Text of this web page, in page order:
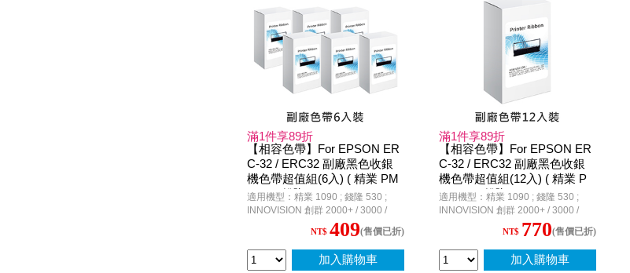
滿1件享89折
【相容色帶】For EPSON ER
C-32 / ERC32 副廠黑色收銀
機色帶超值組(6入) ( 精業 PM
1090 ; 錢隆PM 530 ; INNOVIS
ION 創群 2000+ / 3000 ; Epso
n PR-U420 P.O.S. )
適用機型：精業 1090 ; 錢隆 530 ;
INNOVISION 創群 2000+ / 3000 /
3200 / 3200+ ; CASIO CE-2300 / CE-
4700 / CE-6700 / CE-6800 / TK-2200
; G-STAR SA600N ; Epson RP-U420
P.O.S. / TM-H6000 / TM-H6000 II /
NT$ 409(售價已折)
加入購物車
滿1件享89折
【相容色帶】For EPSON ER
C-32 / ERC32 副廠黑色收銀
機色帶超值組(12入) ( 精業 P
M1090 ; 錢隆 PM530 ; INNOV
ISION 創群 2000+ / 3000 ; Ep
son PR-U420 P.O.S. )
適用機型：精業 1090 ; 錢隆 530 ;
INNOVISION 創群 2000+ / 3000 /
3200 / 3200+ ; CASIO CE-2300 / CE-
4700 / CE-6700 / CE-6800 / TK-2200
; G-STAR SA600N ; Epson RP-U420
P.O.S. / TM-H6000 / TM-H6000 II /
NT$ 770(售價已折)
加入購物車